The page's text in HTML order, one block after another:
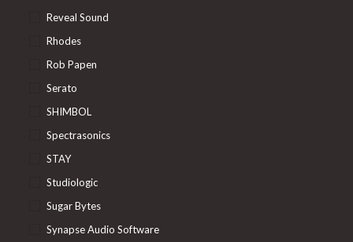
Reveal Sound
Rhodes
Rob Papen
Serato
SHIMBOL
Spectrasonics
STAY
Studiologic
Sugar Bytes
Synapse Audio Software